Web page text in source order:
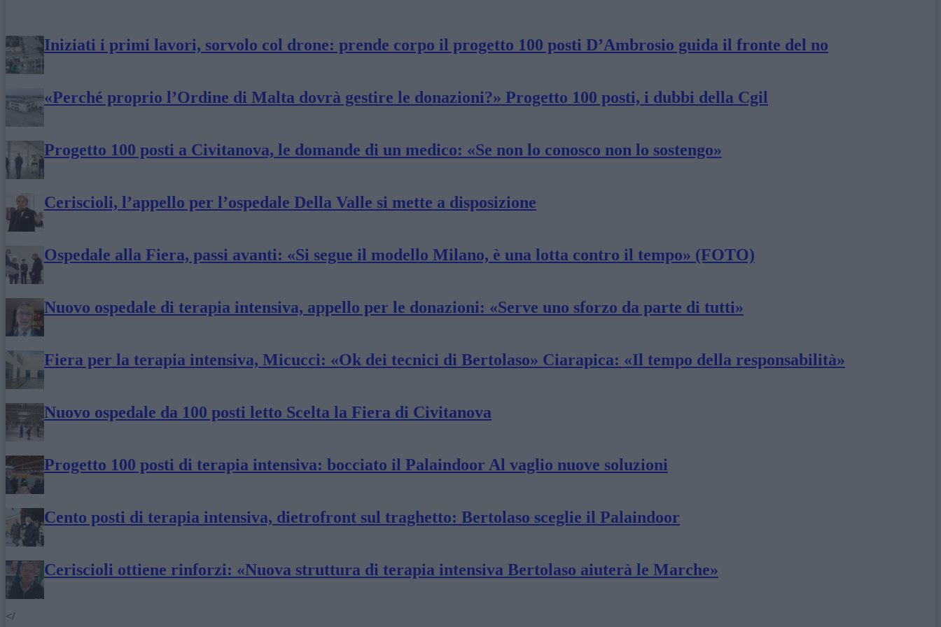
Iniziati i primi lavori, sorvolo col drone: prende corpo il progetto 100 posti D’Ambrosio guida il fronte del no
«Perché proprio l’Ordine di Malta dovrà gestire le donazioni?» Progetto 100 posti, i dubbi della Cgil
Progetto 100 posti a Civitanova, le domande di un medico: «Se non lo conosco non lo sostengo»
Ceriscioli, l’appello per l’ospedale Della Valle si mette a disposizione
Ospedale alla Fiera, passi avanti: «Si segue il modello Milano, è una lotta contro il tempo» (FOTO)
Nuovo ospedale di terapia intensiva, appello per le donazioni: «Serve uno sforzo da parte di tutti»
Fiera per la terapia intensiva, Micucci: «Ok dei tecnici di Bertolaso» Ciarapica: «Il tempo della responsabilità»
Nuovo ospedale da 100 posti letto Scelta la Fiera di Civitanova
Progetto 100 posti di terapia intensiva: bocciato il Palaindoor Al vaglio nuove soluzioni
Cento posti di terapia intensiva, dietrofront sul traghetto: Bertolaso sceglie il Palaindoor
Ceriscioli ottiene rinforzi: «Nuova struttura di terapia intensiva Bertolaso aiuterà le Marche»
</